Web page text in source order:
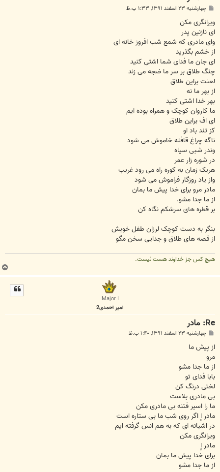
س
ت
چهارشنبه ۲۳ اسفند ۱۳۹۱, ۱:۳۳ ب.ظ
ویرانگری مکن
ای نازنین پدر
وای مادری که شمع شب افروز خانه ای
از خشم بگذرید
ای جان ما فدای شما اشتی کنید
چنگ طلاق بر سر ما ضجه می زند
لعنت براین طلاق
از بهر ما نه
بهر خدا اشتی کنید
ما کاروان کوچک و همراه بوده ایم
ای اف براین طلاق
کز تند باد او
ناگه چراغ قافله خاموش می شود
وندر شبی سیاه
در شوره زار عمر
هریک زمان به کوره راه می رود غریب
واز یاد روزگار فراموش می شود
مادر مرو برای خدا پیش ما بمان
از ما جدا مشو.
بر قطره های سرشکم نگاه کن
بنگر به دست کوچک لرزان طفل خویش
از قصه های طلاق و جدایی سخن مگو
هیچ کس جز خداوند هست نیست.
Major I
امیر احمدی2
Re: مادر
س
ت
چهارشنبه ۲۳ اسفند ۱۳۹۱, ۱:۴۰ ب.ظ
از پیش ما
مرو
از ما جدا مشو
بابا فدای تو
لختی درنگ کن
بی مادری بلاست
ما را اسیر فتنه بی مادری مکن
مادر إ اگر روی شب ما بی ستاره است
در اشیانه ای که به هم انس گرفته ایم
ویرانگری مکن
مادر إ
برای خدا پیش ما بمان
از ما جدا مشو